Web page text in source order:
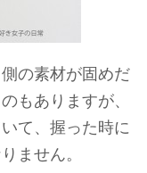
の素材が固めだ
もありますが、
て、握った時に
ません。